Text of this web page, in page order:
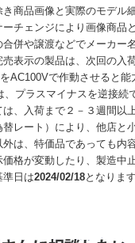
商品画像と実際のモデル
ーチェンジにより画像商品
併や譲渡などでメーカー
表示の製品は、次回の入
AC100Vで作動させると
、プラスマイナスを逆接
、入荷まで２－３週間以
レート）により、他店と
は、特価品であっても内
格が変動したり、製造中
準日は2024/02/18となりま